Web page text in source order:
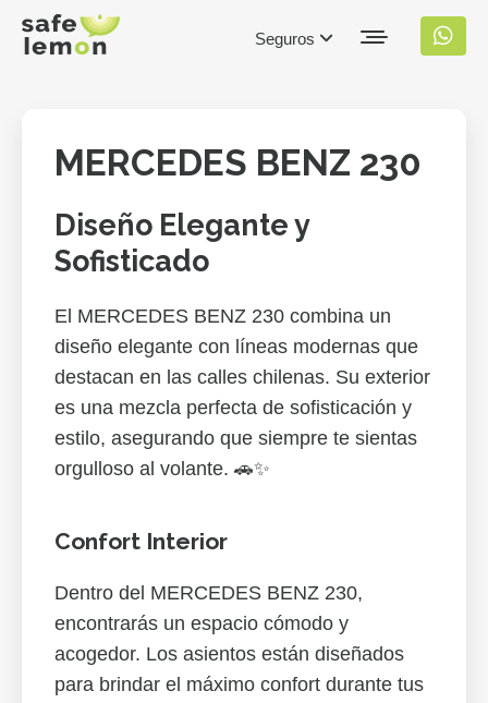
Seguros
MERCEDES BENZ 230
Diseño Elegante y
Sofisticado
El MERCEDES BENZ 230 combina un
diseño elegante con líneas modernas que
destacan en las calles chilenas. Su exterior
es una mezcla perfecta de sofisticación y
estilo, asegurando que siempre te sientas
orgulloso al volante. 🚗✨
Confort Interior
Dentro del MERCEDES BENZ 230,
encontrarás un espacio cómodo y
acogedor. Los asientos están diseñados
para brindar el máximo confort durante tus